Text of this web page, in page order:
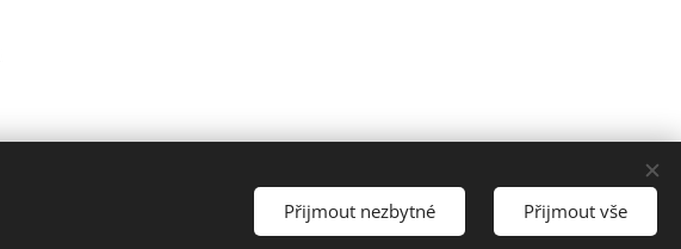
Přijmout nezbytné Přijmout vše